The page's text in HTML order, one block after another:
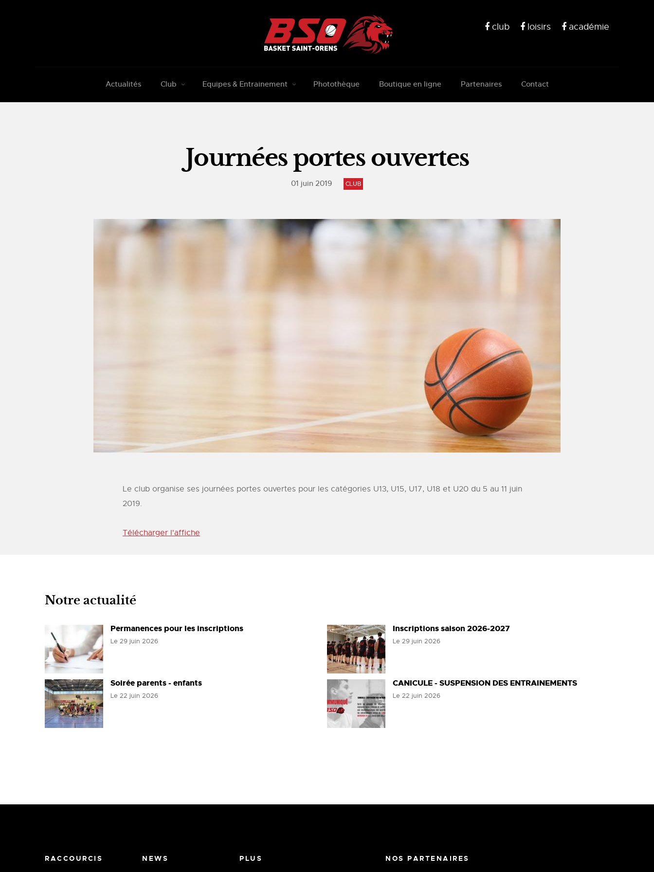
club loisirs académie
Actualités Club Equipes & Entrainement Photothèque Boutique en ligne Partenaires Contact
Journées portes ouvertes
01 juin 2019 CLUB
Le club organise ses journées portes ouvertes pour les catégories U13, U15, U17, U18 et U20 du 5 au 11 juin
2019.
Télécharger l'affiche
Notre actualité
Permanences pour les inscriptions
Le 29 juin 2026
Inscriptions saison 2026-2027
Le 29 juin 2026
Soirée parents - enfants
Le 22 juin 2026
CANICULE - SUSPENSION DES ENTRAINEMENTS
Le 22 juin 2026
RACCOURCIS NEWS PLUS NOS PARTENAIRES